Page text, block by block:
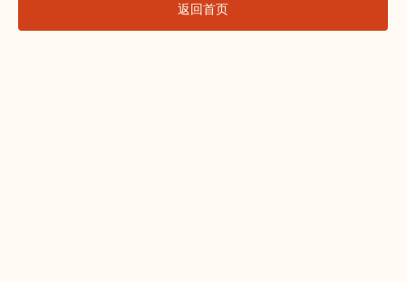
返回首页